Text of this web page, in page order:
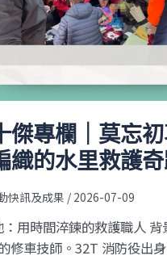
傑專欄｜莫忘
織的水里救護
快訊及成果 / 2026-07-09
用時間淬鍊的救護職人
修車技師。32T 消防役出